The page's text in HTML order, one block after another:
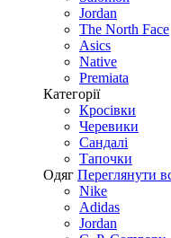
Jordan
The North Face
Asics
Native
Premiata
Категорії
Кросівки
Черевики
Сандалі
Tапочки
Одяг Переглянути
Nike
Adidas
Jordan